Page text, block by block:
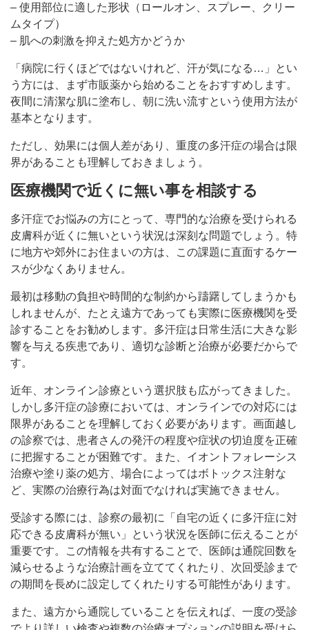
– 使用部位に適した形状（ロールオン、スプレー、クリー
ムタイプ）
– 肌への刺激を抑えた処方かどうか
「病院に行くほどではないけれど、汗が気になる…」とい
う方には、まず市販薬から始めることをおすすめします。
夜間に清潔な肌に塗布し、朝に洗い流すという使用方法が
基本となります。
ただし、効果には個人差があり、重度の多汗症の場合は限
界があることも理解しておきましょう。
医療機関で近くに無い事を相談する
多汗症でお悩みの方にとって、専門的な治療を受けられる
皮膚科が近くに無いという状況は深刻な問題でしょう。特
に地方や郊外にお住まいの方は、この課題に直面するケー
スが少なくありません。
最初は移動の負担や時間的な制約から躊躇してしまうかも
しれませんが、たとえ遠方であっても実際に医療機関を受
診することをお勧めします。多汗症は日常生活に大きな影
響を与える疾患であり、適切な診断と治療が必要だからで
す。
近年、オンライン診療という選択肢も広がってきました。
しかし多汗症の診療においては、オンラインでの対応には
限界があることを理解しておく必要があります。画面越し
の診察では、患者さんの発汗の程度や症状の切迫度を正確
に把握することが困難です。また、イオントフォレーシス
治療や塗り薬の処方、場合によってはボトックス注射な
ど、実際の治療行為は対面でなければ実施できません。
受診する際には、診察の最初に「自宅の近くに多汗症に対
応できる皮膚科が無い」という状況を医師に伝えることが
重要です。この情報を共有することで、医師は通院回数を
減らせるような治療計画を立ててくれたり、次回受診まで
の期間を長めに設定してくれたりする可能性があります。
また、遠方から通院していることを伝えれば、一度の受診